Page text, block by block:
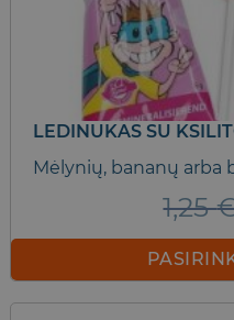
LEDINUKAS SU
Mėlynių, bananų arba
1,25